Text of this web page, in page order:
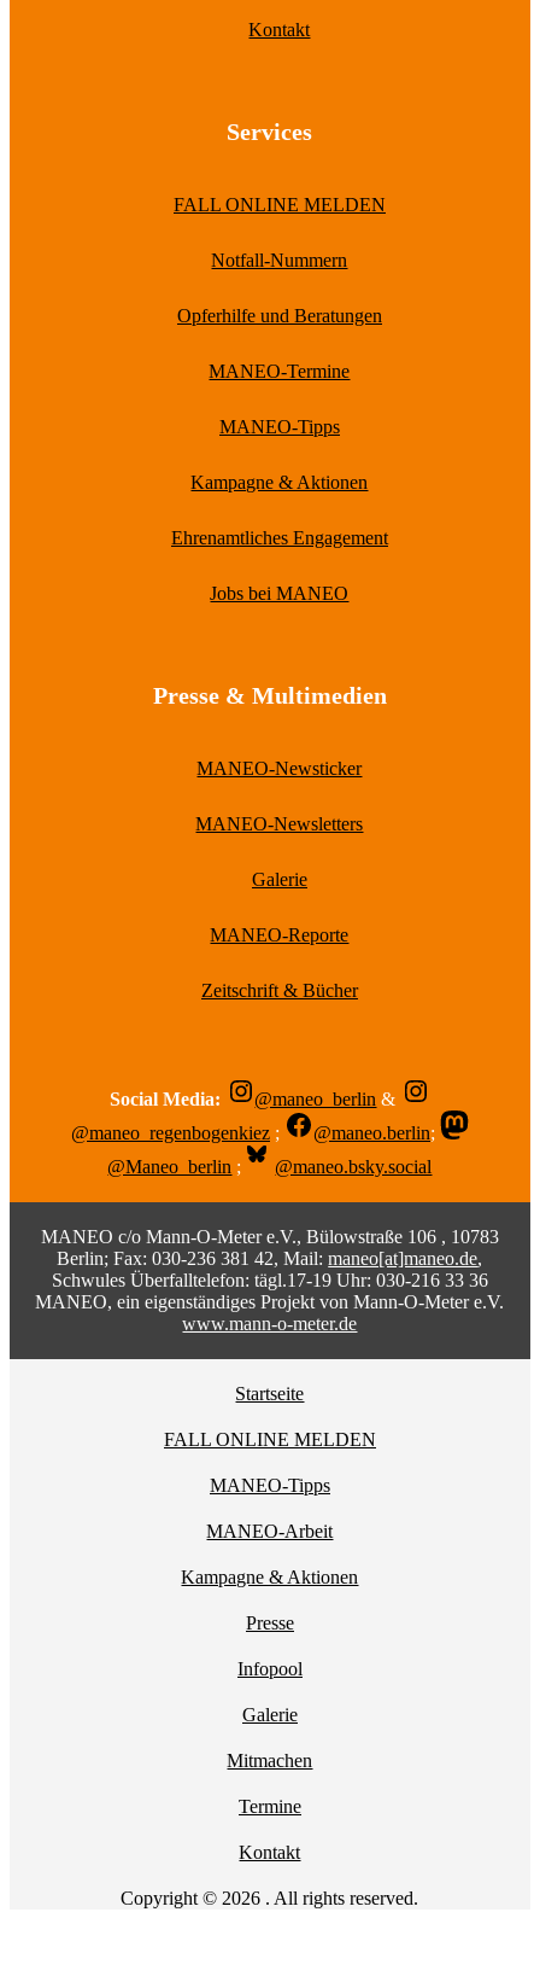
Kontakt
Services
FALL ONLINE MELDEN
Notfall-Nummern
Opferhilfe und Beratungen
MANEO-Termine
MANEO-Tipps
Kampagne & Aktionen
Ehrenamtliches Engagement
Jobs bei MANEO
Presse & Multimedien
MANEO-Newsticker
MANEO-Newsletters
Galerie
MANEO-Reporte
Zeitschrift & Bücher
Social Media: @maneo_berlin &
@maneo_regenbogenkiez ; @maneo.berlin;
@Maneo_berlin ; @maneo.bsky.social
MANEO c/o Mann-O-Meter e.V., Bülowstraße 106 , 10783
Berlin; Fax: 030-236 381 42, Mail:maneo[at]maneo.de,
Schwules Überfalltelefon: tägl.17-19 Uhr: 030-216 33 36
MANEO, ein eigenständiges Projekt von Mann-O-Meter e.V.
www.mann-o-meter.de
Startseite
FALL ONLINE MELDEN
MANEO-Tipps
MANEO-Arbeit
Kampagne & Aktionen
Presse
Infopool
Galerie
Mitmachen
Termine
Kontakt
Copyright © 2026 . All rights reserved.